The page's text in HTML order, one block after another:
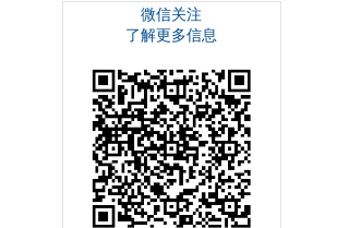
微信关注
了解更多信息